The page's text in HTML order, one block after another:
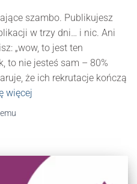
szambo. Publikujesz
w trzy dni… i nic. Ani
„wow, to jest ten
to nie jesteś sam – 80%
że ich rekrutacje kończą
więcej